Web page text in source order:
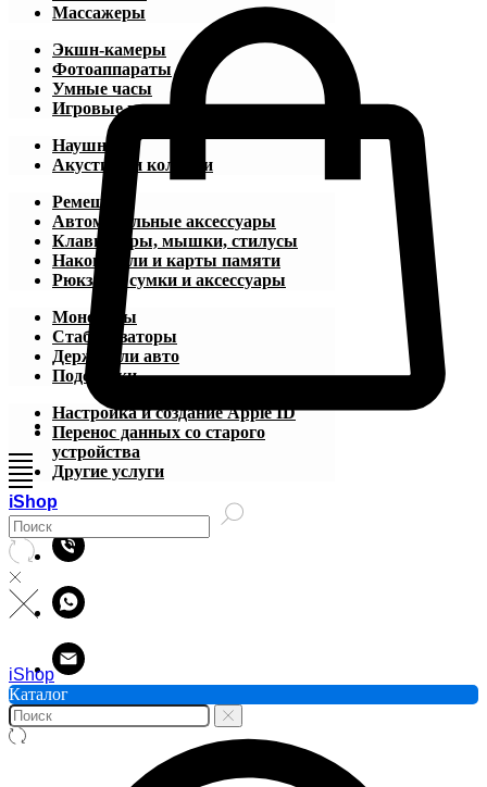
iShop
Массажеры
Экшн-камеры
Фотоаппараты
Умные часы
Игровые приставки
Наушники
Акустика и колонки
Ремешки
Автомобильные аксессуары
Клавиатуры, мышки, стилусы
Накопители и карты памяти
Рюкзаки, сумки и аксессуары
Моноподы
Стабилизаторы
Держатели авто
Подставки
Настройка и создание Apple ID
Перенос данных со старого
устройства
Другие услуги
iShop
Каталог